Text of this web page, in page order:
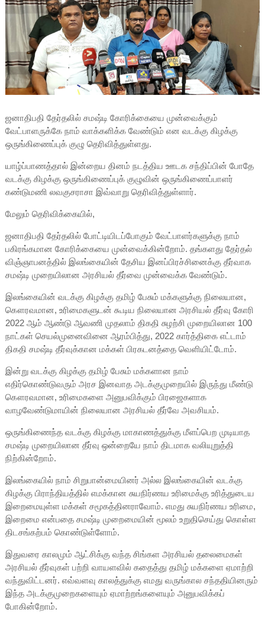
ஜனாதிபதி தேர்தலில் சமஷ்டி கோரிக்கையை முன்வைக்கும்
வேட்பாளருக்கே நாம் வாக்களிக்க வேண்டும் என வடக்கு கிழக்கு
ஒருங்கிணைப்புக் குழு தெரிவித்துள்ளது.
யாழ்ப்பாணத்தால் இன்றைய தினம் நடத்திய ஊடக சந்திப்பின் போதே
வடக்கு கிழக்கு ஒருங்கிணைப்புக் குழுவின் ஒருங்கிணைப்பாளர்
கண்டுமணி லவகுசராசா இவ்வாறு தெரிவித்துள்ளார்.
மேலும் தெரிவிக்கையில்,
ஜனாதிபதி தேர்தலில் போட்டியிடப்போகும் வேட்பாளர்களுக்கு நாம்
பகிரங்கமான கோரிக்கையை முன்வைக்கின்றோம். தங்களது தேர்தல்
விஞ்ஞாபனத்தில் இலங்கையின் தேசிய இனப்பிரச்சினைக்கு தீர்வாக
சமஷ்டி முறையிலான அரசியல் தீர்வை முன்வைக்க வேண்டும்.
இலங்கையின் வடக்கு கிழக்கு தமிழ் பேசும் மக்களுக்கு நிலையான,
கௌரவமான, உரிமைகளுடன் கூடிய நிலையான அரசியல் தீர்வு கோரி
2022 ஆம் ஆண்டு ஆவணி முதலாம் திகதி சுழற்சி முறையிலான 100
நாட்கள் செயல்முனைவினை ஆரம்பித்து, 2022 கார்த்திகை எட்டாம்
திகதி சமஷ்டி தீர்வுக்கான மக்கள் பிரகடனத்தை வெளியிட்டோம்.
இன்று வடக்கு கிழக்கு தமிழ் பேசும் மக்களான நாம்
எதிர்கொண்டுவரும் அரச இனவாத அடக்குமுறையில் இருந்து மீண்டு
கௌரவமான, உரிமைகளை அனுபவிக்கும் பிரஜைகளாக
வாழவேண்டுமாயின் நிலையான அரசியல் தீர்வே அவசியம்.
ஒருங்கிணைந்த வடக்கு கிழக்கு மாகாணத்துக்கு மீளப்பெற முடியாத
சமஷ்டி முறையிலான தீர்வு ஒன்றையே நாம் திடமாக வலியுறுத்தி
நிற்கின்றோம்.
இலங்கையில் நாம் சிறுபான்மையினர் அல்ல இலங்கையின் வடக்கு
கிழக்கு பிராந்தியத்தில் எமக்கான சுயநிர்ணய உரிமைக்கு உரித்துடைய
இறைமையுள்ள மக்கள் சமூகத்தினராவோம். எமது சுயநிர்ணய உரிமை,
இறைமை என்பதை சமஷ்டி முறைமையின் மூலம் உறுதிசெய்து கொள்ள
திடசங்கற்பம் கொண்டுள்ளோம்.
இதுவரை காலமும் ஆட்சிக்கு வந்த சிங்கள அரசியல் தலைமைகள்
அரசியல் தீர்வுகள் பற்றி வாயளவில் கதைத்து தமிழ் மக்களை ஏமாற்றி
வந்துவிட்டனர். எவ்வளவு காலத்துக்கு எமது வருங்கால சந்ததியினரும்
இந்த அடக்குமுறைகளையும் ஏமாற்றங்களையும் அனுபவிக்கப்
போகின்றோம்.